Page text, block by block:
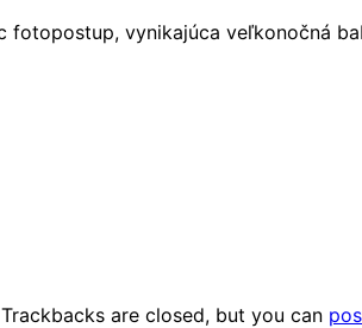
vynikajúca veľkonočná
are closed, but you can